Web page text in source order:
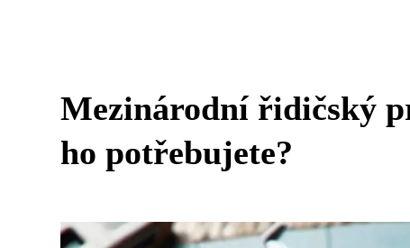
Mezinárodní řidičský
ho potřebujete?